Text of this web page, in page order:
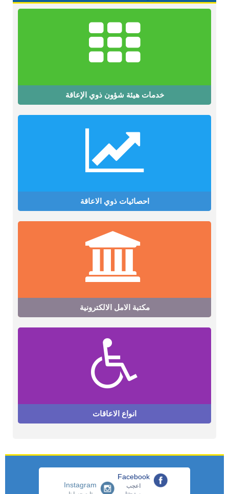
خدمات هيئة شؤون ذوي الإعاقة
احصائيات ذوي الاعاقة
مكتبة الامل الالكترونية
انواع الاعاقات
Facebook
اعجب
Instagram